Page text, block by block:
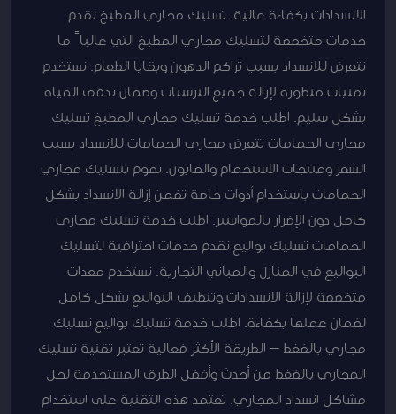
الانسدادات بكفاءة عالية. تسليك مجاري المطبخ نقدم
خدمات متخصصة لتسليك مجاري المطبخ التي غالباً ما
تتعرض للانسداد بسبب تراكم الدهون وبقايا الطعام. نستخدم
تقنيات متطورة لإزالة جميع الترسبات وضمان تدفق المياه
بشكل سليم. اطلب خدمة تسليك مجاري المطبخ تسليك
مجارى الحمامات تتعرض مجاري الحمامات للانسداد بسبب
الشعر ومنتجات الاستحمام والصابون. نقوم بتسليك مجاري
الحمامات باستخدام أدوات خاصة تضمن إزالة الانسداد بشكل
كامل دون الإضرار بالمواسير. اطلب خدمة تسليك مجارى
الحمامات تسليك بواليع نقدم خدمات احترافية لتسليك
البواليع في المنازل والمباني التجارية. نستخدم معدات
متخصصة لإزالة الانسدادات وتنظيف البواليع بشكل كامل
لضمان عملها بكفاءة. اطلب خدمة تسليك بواليع تسليك
مجاري بالضغط – الطريقة الأكثر فعالية تعتبر تقنية تسليك
المجاري بالضغط من أحدث وأفضل الطرق المستخدمة لحل
مشاكل انسداد المجاري. تعتمد هذه التقنية على استخدام